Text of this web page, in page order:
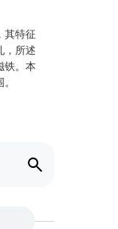
其特征
，所述
铁。本